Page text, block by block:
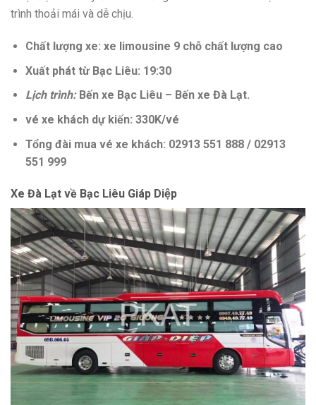
trình thoải mái và dễ chịu.
Chất lượng xe: xe limousine 9 chỗ chất lượng cao
Xuất phát từ Bạc Liêu: 19:30
Lịch trình:Bến xe Bạc Liêu – Bến xe Đà Lạt.
vé xe khách dự kiến: 330K/vé
Tổng đài mua vé xe khách: 02913 551 888 / 02913
551 999
Xe Đà Lạt về Bạc Liêu Giáp Diệp